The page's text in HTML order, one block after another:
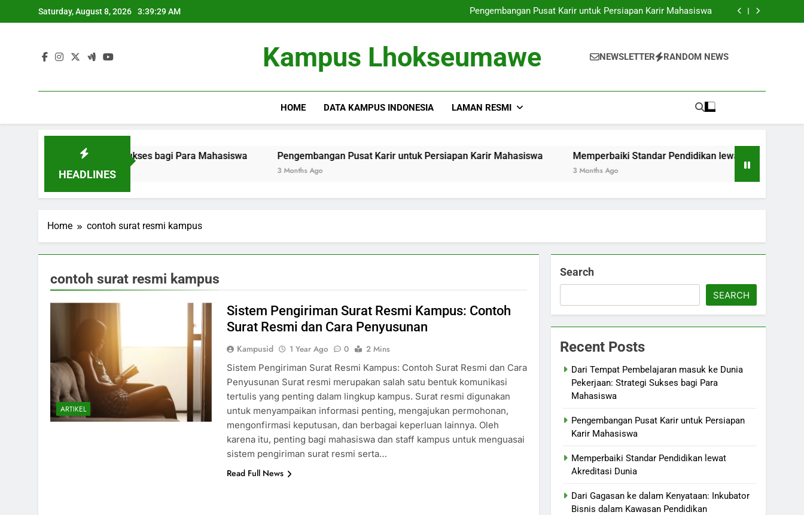
to
Saturday, August 8, 2026 3:39:29 AM
Para Mahasiswa
Pengembangan Pusat Karir untuk Persiapan Karir Mahasiswa
Memperbaiki Standar Pendidikan lewat Akreditasi Dunia
Para Mahasiswa
Pengembangan Pusat Karir untuk Persiapan Karir Mahasiswa
Memperbaiki Standar Pendidikan lewat Akreditasi Dunia
Kampus Lhokseumawe NEWSLETTER RANDOM NEWS
HOME DATA KAMPUS INDONESIA LAMAN RESMI
HEADLINES
Strategi Sukses bagi Para Mahasiswa Pengembangan Pusat Karir untuk Persiapan Karir Mahasiswa
3 Months Ago
Memperbaiki Standar Pendidikan lewat Akreditasi Dunia
3 Months Ago
Home contoh surat resmi kampus
contoh surat resmi kampus
ARTIKEL
Sistem Pengiriman Surat Resmi Kampus: Contoh
Surat Resmi dan Cara Penyusunan
Kampusid 1 Year Ago 0
2 Mins
Sistem Pengiriman Surat Resmi Kampus: Contoh Surat Resmi dan Cara
Penyusunan Surat resmi merupakan salah satu bentuk komunikasi
tertulis yang penting dalam lingkup kampus. Surat resmi digunakan
untuk menyampaikan informasi penting, mengajukan permohonan,
mengonfirmasi keputusan, dan berbagai keperluan lainnya. Oleh
karena itu, penting bagi mahasiswa dan staff kampus untuk menguasai
sistem pengiriman surat resmi serta…
Read Full News
Search
SEARCH
Recent Posts
Dari Tempat Pembelajaran masuk ke Dunia
Pekerjaan: Strategi Sukses bagi Para
Mahasiswa
Pengembangan Pusat Karir untuk Persiapan
Karir Mahasiswa
Memperbaiki Standar Pendidikan lewat
Akreditasi Dunia
Dari Gagasan ke dalam Kenyataan: Inkubator
Bisnis dalam Kawasan Pendidikan